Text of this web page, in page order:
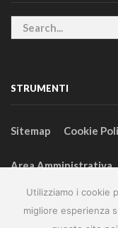
Utilizziamo i cookie
migliore esperienza
STRUMENTI
Sitemap Cookie
Area Amministrativa